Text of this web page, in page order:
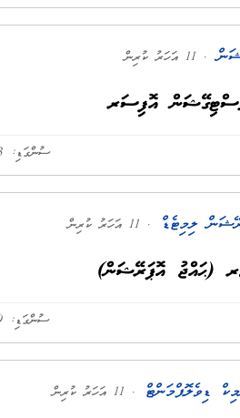
. 11 އަހަރު ކުރިން
އޮފިސަރ
ސުންގަޑި: 23 ފެބުރުވަރީ 2015 15:00
ލިމިޓެޑް . 11 އަހަރު ކުރިން
(ޙައްޖު އޮޕަރޭޝަން)
ސުންގަޑި: 19 ފެބުރުވަރީ 2015 14:00
ޑިވެލޮޕްމަންޓް . 11 އަހަރު ކުރިން